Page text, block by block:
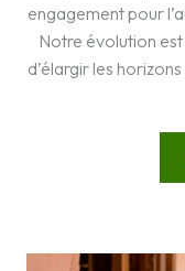
engagement pour
Notre évolution
d’élargir les